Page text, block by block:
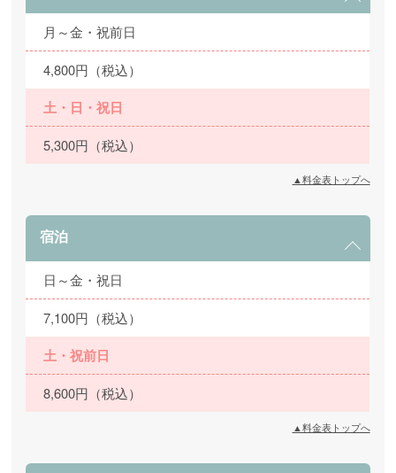
月～金・祝前日
4,800円（税込）
土・日・祝日
5,300円（税込）
▲料金表トップへ
宿泊
日～金・祝日
7,100円（税込）
土・祝前日
8,600円（税込）
▲料金表トップへ